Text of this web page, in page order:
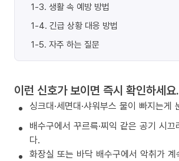
1-3. 생활 속 예방 방법
1-4. 긴급 상황 대응 방법
1-5. 자주 하는 질문
이런 신호가 보이면 즉시 확인하세요.
싱크대·세면대·샤워부스 물이 빠지는게
배수구에서 꾸르륵·찌익 같은 공기 시
다.
화장실 또는 바닥 배수구에서 악취가 계